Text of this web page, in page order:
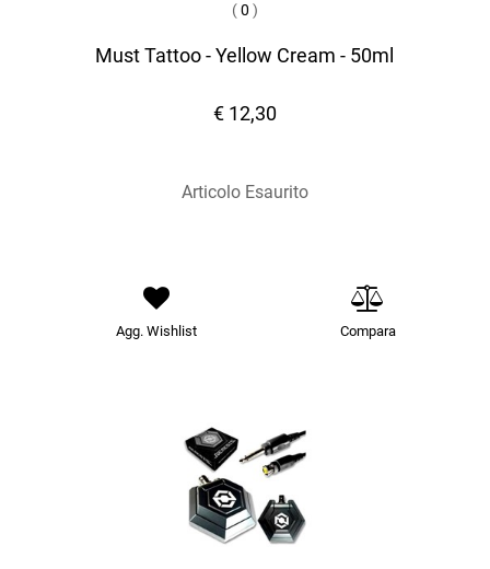
(0 )
Must Tattoo - Yellow Cream - 50ml
€ 12,30
Articolo Esaurito
Agg. Wishlist Compara